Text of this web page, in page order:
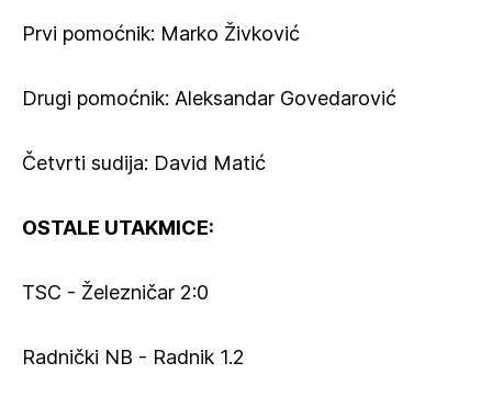
Prvi pomoćnik: Marko Živković
Drugi pomoćnik: Aleksandar Govedarović
Četvrti sudija: David Matić
OSTALE UTAKMICE:
TSC - Železničar 2:0
Radnički NB - Radnik 1.2